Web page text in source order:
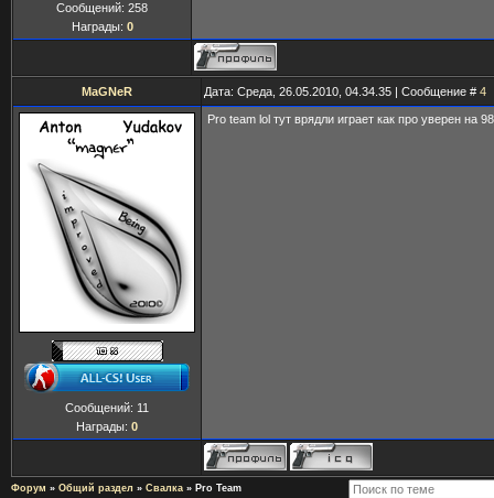
Сообщений: 258
Награды: 0
MaGNeR Дата: Среда, 26.05.2010, 04.34.35 | Сообщение # 4
Сообщений: 11
Награды: 0
Pro team lol тут врядли играет как про уверен на
Форум » Общий раздел » Свалка » Pro Team